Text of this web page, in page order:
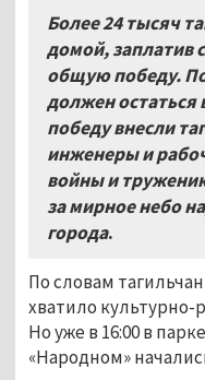
Более 24 тысяч
домой, заплатив
общую победу.
должен остаться
победу внесли
инженеры и
войны и
за мирное небо
города.
По словам
хватило
Но уже в 16:00 в
«Народном»